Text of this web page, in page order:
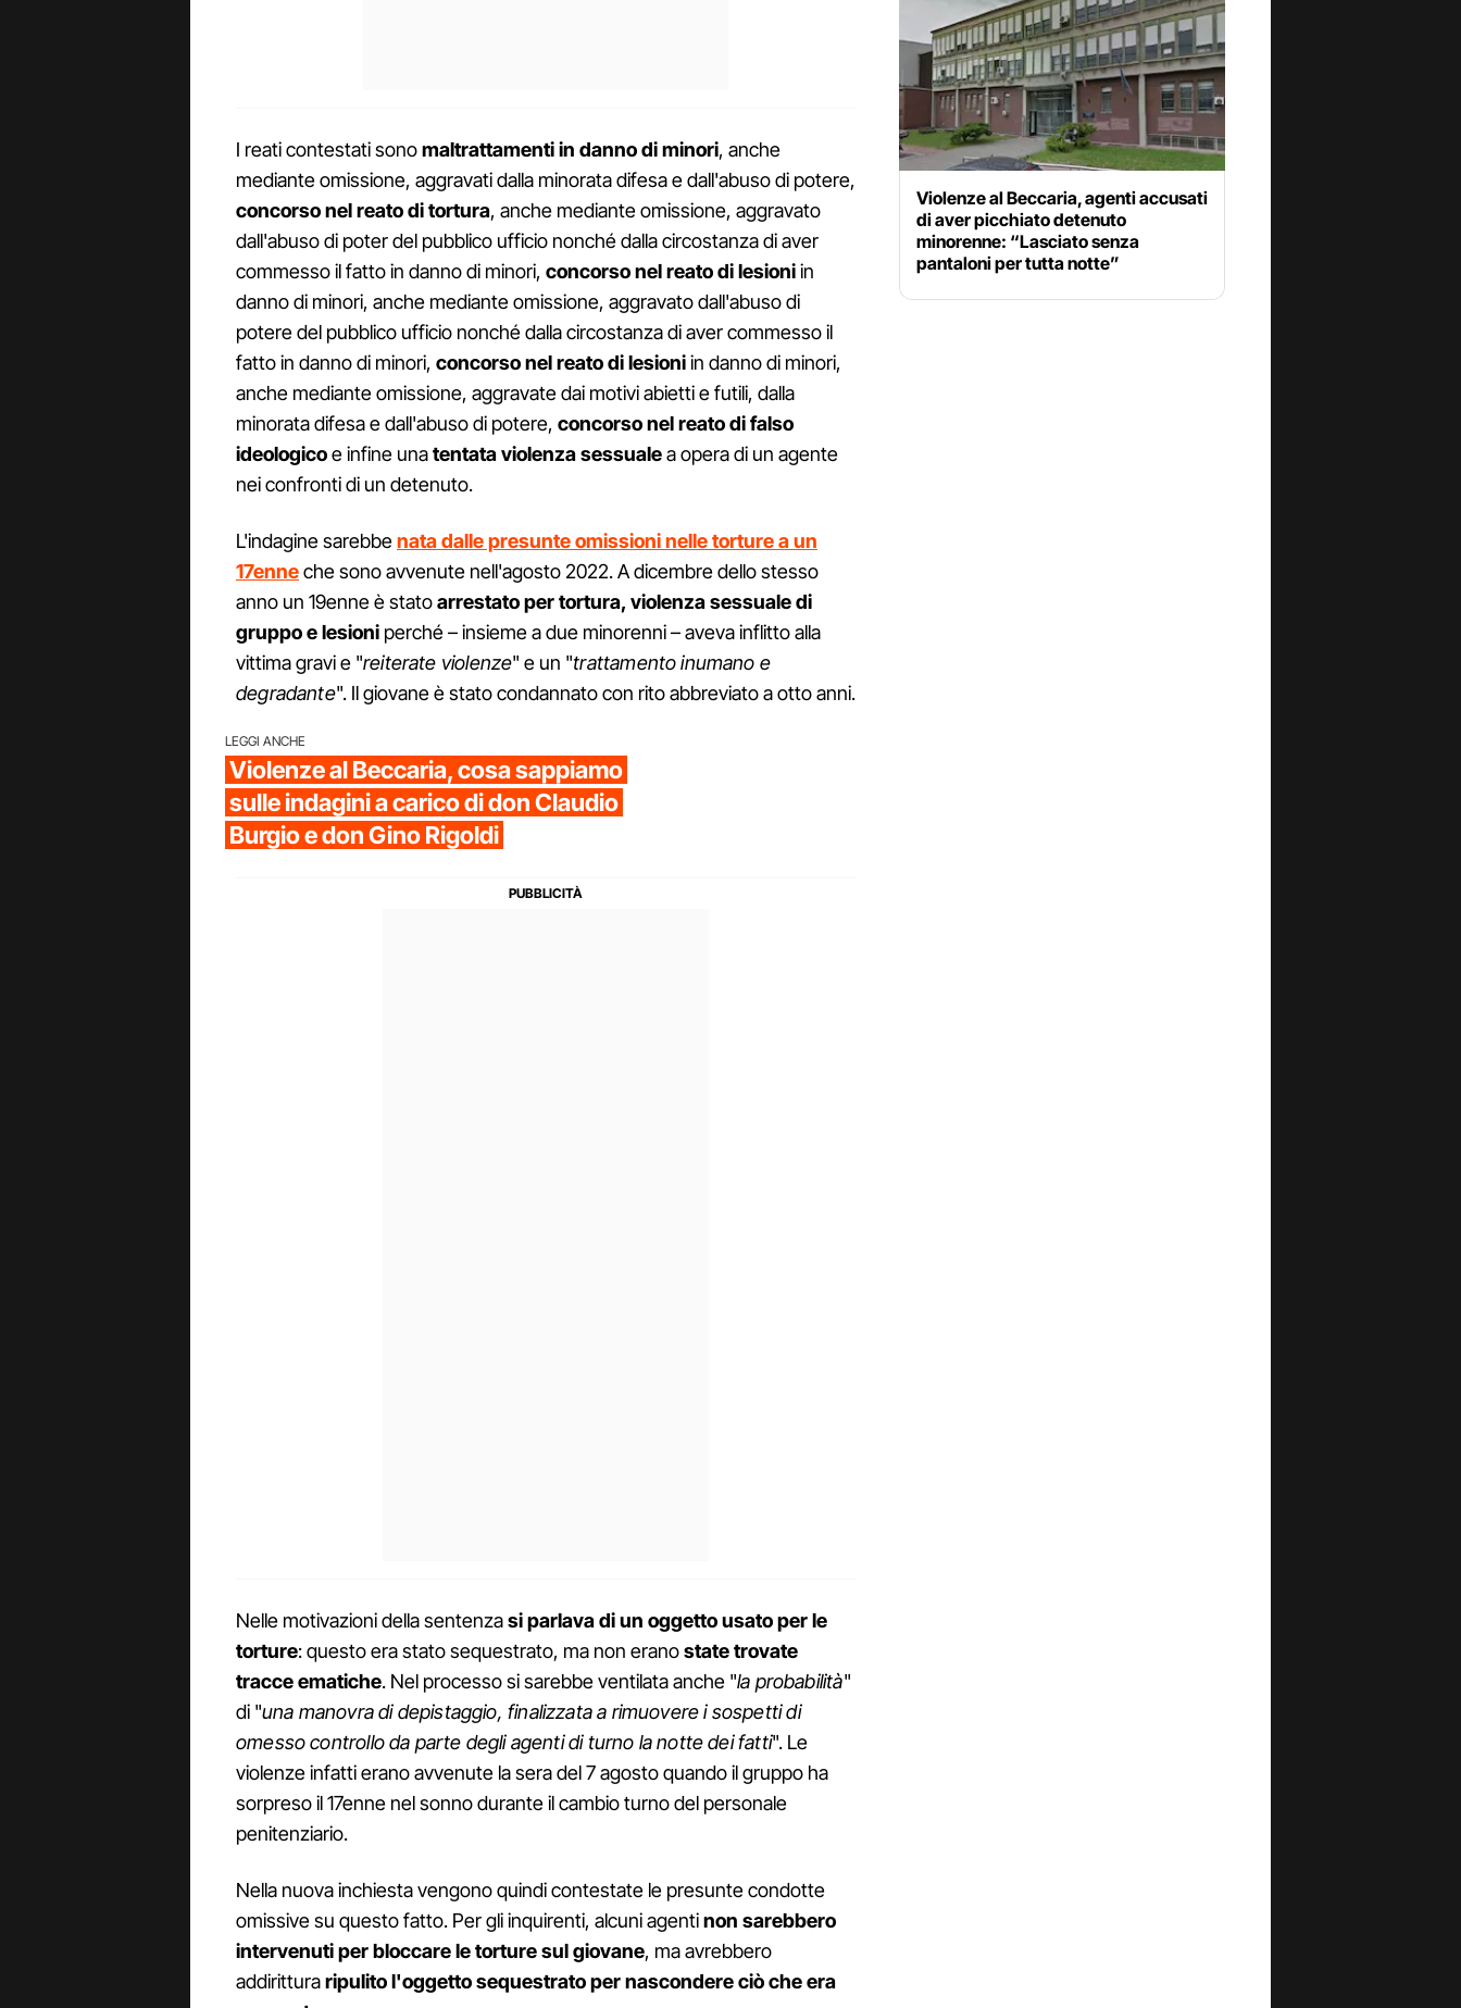
I reati contestati sonomaltrattamenti in danno di minori, anche
mediante omissione, aggravati dalla minorata difesa e dall'abuso di potere,
concorso nel reato di tortura, anche mediante omissione, aggravato
dall'abuso di poter del pubblico ufficio nonché dalla circostanza di aver
commesso il fatto in danno di minori, concorso nel reato di lesioniin
danno di minori, anche mediante omissione, aggravato dall'abuso di
potere del pubblico ufficio nonché dalla circostanza di aver commesso il
fatto in danno di minori, concorso nel reato di lesioniin danno di minori,
anche mediante omissione, aggravate dai motivi abietti e futili, dalla
minorata difesa e dall'abuso di potere, concorso nel reato di falso
ideologicoe infine unatentata violenza sessualea opera di un agente
nei confronti di un detenuto.
L'indagine sarebbenata dalle presunte omissioni nelle torture a un
17enneche sono avvenute nell'agosto 2022. A dicembre dello stesso
anno un 19enne è statoarrestato per tortura, violenza sessuale di
gruppo e lesioni perché – insieme a due minorenni – aveva inflitto alla
vittima gravi e "reiterate violenze" e un "trattamento inumano e
degradante". Il giovane è stato condannato con rito abbreviato a otto anni.
LEGGI ANCHE
Violenze al Beccaria, cosa sappiamo
sulle indagini a carico di don Claudio
Burgio e don Gino Rigoldi
Nelle motivazioni della sentenzasi parlava di un oggetto usato per le
torture: questo era stato sequestrato, ma non eranostate trovate
tracce ematiche. Nel processo si sarebbe ventilata anche "la probabilità"
di "una manovra di depistaggio, finalizzata a rimuovere i sospetti di
omesso controllo da parte degli agenti di turno la notte dei fatti". Le
violenze infatti erano avvenute la sera del 7 agosto quando il gruppo ha
sorpreso il 17enne nel sonno durante il cambio turno del personale
penitenziario.
Nella nuova inchiesta vengono quindi contestate le presunte condotte
omissive su questo fatto. Per gli inquirenti, alcuni agentinon sarebbero
intervenuti per bloccare le torture sul giovane, ma avrebbero
addiritturaripulito l'oggetto sequestrato per nascondere ciò che era
Violenze al Beccaria, agenti accusati
di aver picchiato detenuto
minorenne: “Lasciato senza
pantaloni per tutta notte”